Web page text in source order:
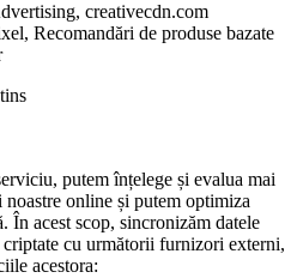
creativecdn.com
Recomandări de produse bazate
putem înțelege și evalua mai
online și putem optimiza
În acest scop, sincronizăm datele
criptate cu următorii furnizori externi,
acestora: